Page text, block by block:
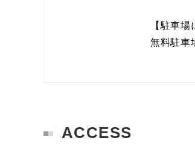
【駐車場
無料駐車
ACCESS